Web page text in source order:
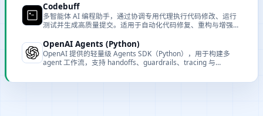
Codebuff
多智能体 AI 编程助手，通过协调专用代理执行代码修改、运行
测试并生成高质量提交。适用于自动化代码修复、重构与增强开
OpenAI Agents (Python)
OpenAI 提供的轻量级 Agents SDK（Python），用于构建多
agent 工作流，支持 handoffs、guardrails、tracing 与